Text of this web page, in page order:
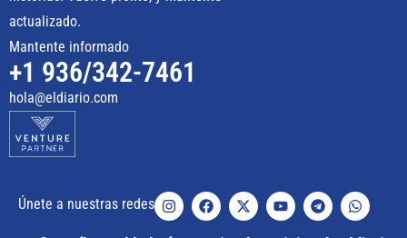
actualizado.
Mantente informado
+1 936/342-7461
hola@eldiario.com
Únete a nuestras redes